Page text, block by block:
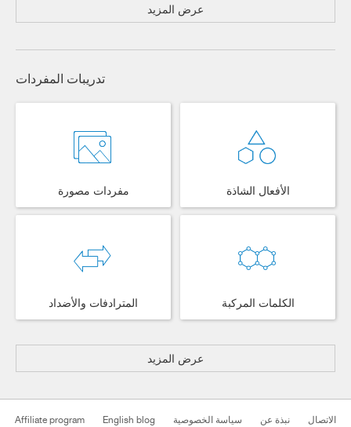
عرض المزيد
تدريبات المفردات
مفردات مصورة الأفعال الشاذة
المترادفات والأضداد الكلمات المركبة
عرض المزيد
Affiliate program English blog سياسة الخصوصية نبذة عن الاتصال